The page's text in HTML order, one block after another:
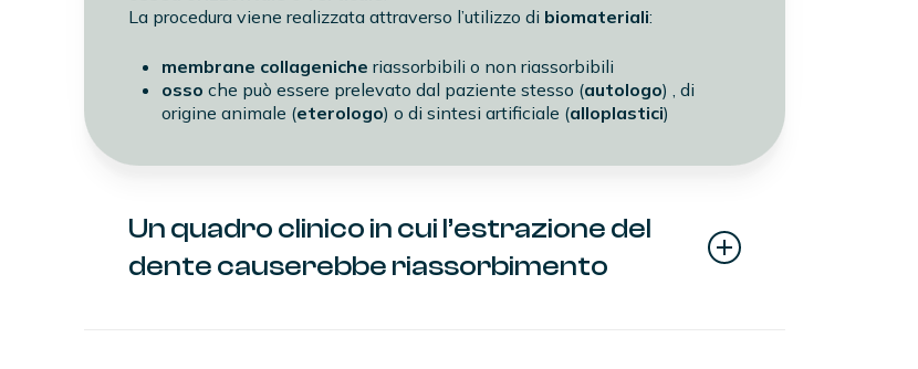
La procedura viene realizzata attraverso l’utilizzo di biomateriali:
membrane collageniche riassorbibili o non riassorbibili
osso che può essere prelevato dal paziente stesso (autologo) , di
origine animale (eterologo) o di sintesi artificiale (alloplastici)
Un quadro clinico in cui l’estrazione del
dente causerebbe riassorbimento